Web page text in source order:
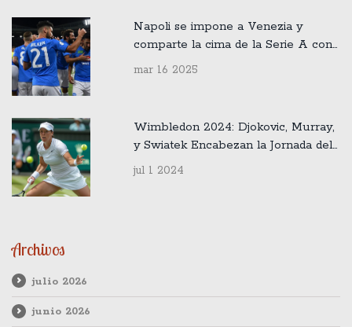
Napoli se impone a Venezia y
comparte la cima de la Serie A con
Atalanta
mar 16 2025
Wimbledon 2024: Djokovic, Murray,
y Swiatek Encabezan la Jornada del
Martes 2 de Julio
jul 1 2024
Archivos
julio 2026
junio 2026